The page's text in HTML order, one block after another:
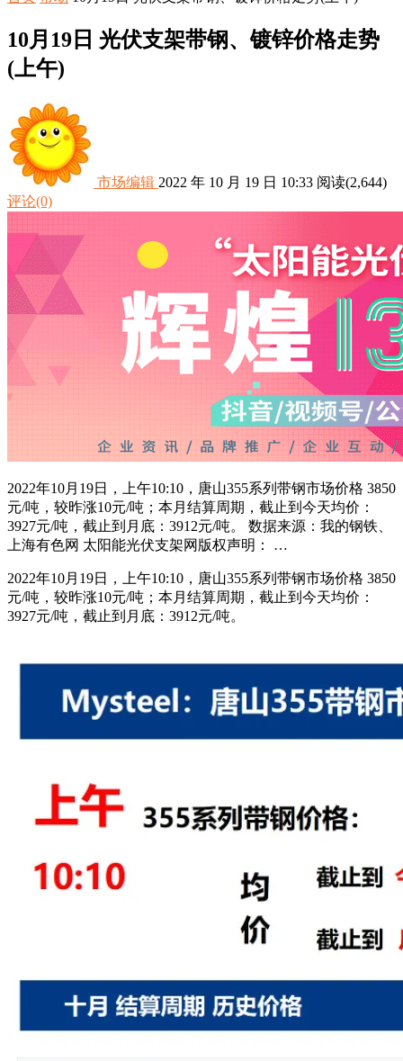
10月19日 光伏支架带钢、镀锌价格走势
(上午)
市场编辑 2022 年 10 月 19 日 10:33 阅读(2,644)
评论(0)
2022年10月19日，上午10:10，唐山355系列带钢市场价格 3850
元/吨，较昨涨10元/吨；本月结算周期，截止到今天均价：
3927元/吨，截止到月底：3912元/吨。 数据来源：我的钢铁、
上海有色网 太阳能光伏支架网版权声明： …
2022年10月19日，上午10:10，唐山355系列带钢市场价格 3850
元/吨，较昨涨10元/吨；本月结算周期，截止到今天均价：
3927元/吨，截止到月底：3912元/吨。